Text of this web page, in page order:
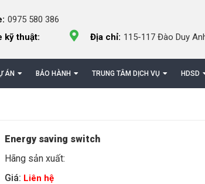
0975 580 386
kỹ thuật:
Địa chỉ: 115-117 Đào Duy
ÁN BẢO HÀNH TRUNG TÂM DỊCH VỤ HDSD
Energy saving switch
Hãng sản xuất:
Giá: Liên hệ